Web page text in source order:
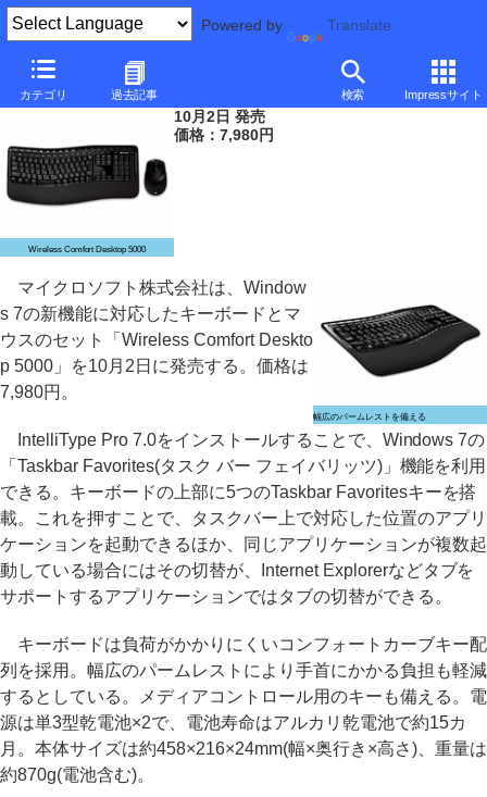
Powered by Translate
カテゴリ 過去記事 検索 Impressサイト
マイクロソフト、Windows 7対応の無線キーボード/マウスセット
Wireless Comfort Desktop 5000
10月2日 発売
価格：7,980円
幅広のパームレストを備える
マイクロソフト株式会社は、Window
s 7の新機能に対応したキーボードとマ
ウスのセット「Wireless Comfort Deskto
p 5000」を10月2日に発売する。価格は
7,980円。
IntelliType Pro 7.0をインストールすることで、Windows 7の
「Taskbar Favorites(タスク バー フェイバリッツ)」機能を利用
できる。キーボードの上部に5つのTaskbar Favoritesキーを搭
載。これを押すことで、タスクバー上で対応した位置のアプリ
ケーションを起動できるほか、同じアプリケーションが複数起
動している場合にはその切替が、Internet Explorerなどタブを
サポートするアプリケーションではタブの切替ができる。
キーボードは負荷がかかりにくいコンフォートカーブキー配
列を採用。幅広のパームレストにより手首にかかる負担も軽減
するとしている。メディアコントロール用のキーも備える。電
源は単3型乾電池×2で、電池寿命はアルカリ乾電池で約15カ
月。本体サイズは約458×216×24mm(幅×奥行き×高さ)、重量は
約870g(電池含む)。